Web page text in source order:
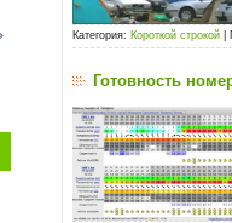
Категория: Короткой строкой
Готовность